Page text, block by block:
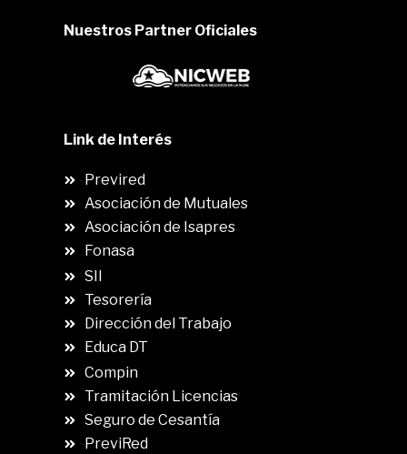
Nuestros Partner Oficiales
Link de Interés
Previred
Asociación de Mutuales
Asociación de Isapres
Fonasa
SII
Tesorería
Dirección del Trabajo
Educa DT
Compin
Tramitación Licencias
Seguro de Cesantía
PreviRed